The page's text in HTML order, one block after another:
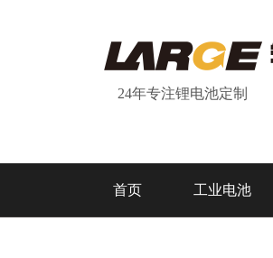
24年专注锂电池定制
首页 工业电池